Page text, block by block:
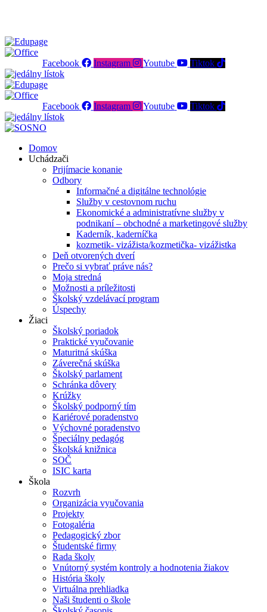
Facebook Instagram Youtube Tiktok
Facebook Instagram Youtube Tiktok
Domov
Uchádzači
Prijímacie konanie
Odbory
Informačné a digitálne technológie
Služby v cestovnom ruchu
Ekonomické a administratívne služby v
podnikaní – obchodné a marketingové služby
Kaderník, kaderníčka
kozmetik- vizážista/kozmetička- vizážistka
Deň otvorených dverí
Prečo si vybrať práve nás?
Moja stredná
Možnosti a príležitosti
Školský vzdelávací program
Úspechy
Žiaci
Školský poriadok
Praktické vyučovanie
Maturitná skúška
Záverečná skúška
Školský parlament
Schránka dôvery
Krúžky
Školský podporný tím
Kariérové poradenstvo
Výchovné poradenstvo
Špeciálny pedagóg
Školská knižnica
SOČ
ISIC karta
Škola
Rozvrh
Organizácia vyučovania
Projekty
Fotogaléria
Pedagogický zbor
Študentské firmy
Rada školy
Vnútorný systém kontroly a hodnotenia žiakov
História školy
Virtuálna prehliadka
Naši študenti o škole